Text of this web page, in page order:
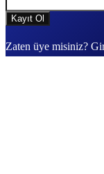
Zaten üye misiniz?